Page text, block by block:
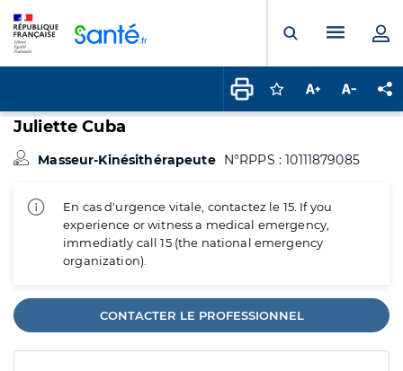
Ouvrir laMenu
Connectez-vous
Augmenter la
Juliette Cuba
Masseur-Kinésithérapeute N°RPPS : 10111879085
En cas d'urgence vitale, contactez le 15. If you
experience or witness a medical emergency,
immediatly call 15 (the national emergency
organization).
CONTACTER LE PROFESSIONNEL